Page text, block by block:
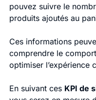
pouvez suivre le
produits ajoutés au
Ces informations
comprendre le
optimiser l’expérience
En suivant ces KPI de